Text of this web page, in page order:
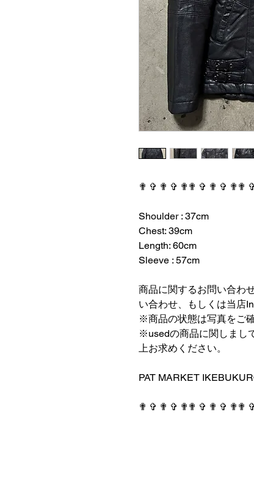
✟ ✞ ✟ ✞ ✟✟ ✞ ✟ ✞ ✟✟
Shoulder : 37cm
Chest: 39cm
Length: 60cm
Sleeve : 57cm
商品に関するお問い合わ
い合わせ、もしくは当店
※商品の状態は写真をご
※usedの商品に関しまし
上お求めください。
PAT MARKET
✟ ✞ ✟ ✞ ✟✟ ✞ ✟ ✞ ✟✟